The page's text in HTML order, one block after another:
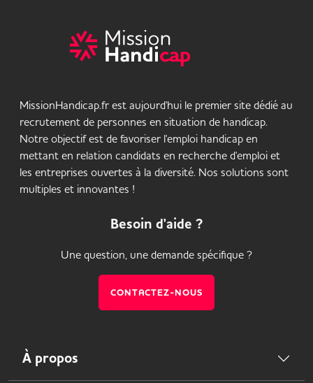
MissionHandicap.fr est aujourd'hui le premier site dédié au
recrutement de personnes en situation de handicap.
Notre objectif est de favoriser l'emploi handicap en
mettant en relation candidats en recherche d'emploi et
les entreprises ouvertes à la diversité. Nos solutions sont
multiples et innovantes !
Besoin d'aide ?
Une question, une demande spécifique ?
CONTACTEZ-NOUS
À propos